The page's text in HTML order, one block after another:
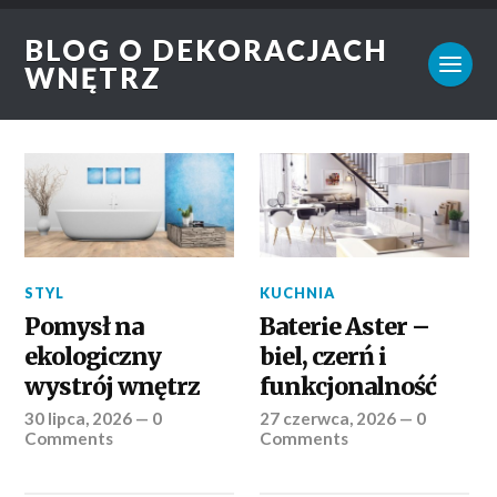
BLOG O DEKORACJACH
WNĘTRZ
STYL
Pomysł na
ekologiczny
wystrój wnętrz
30 lipca, 2026 — 0
Comments
KUCHNIA
Baterie Aster –
biel, czerń i
funkcjonalność
27 czerwca, 2026 — 0
Comments